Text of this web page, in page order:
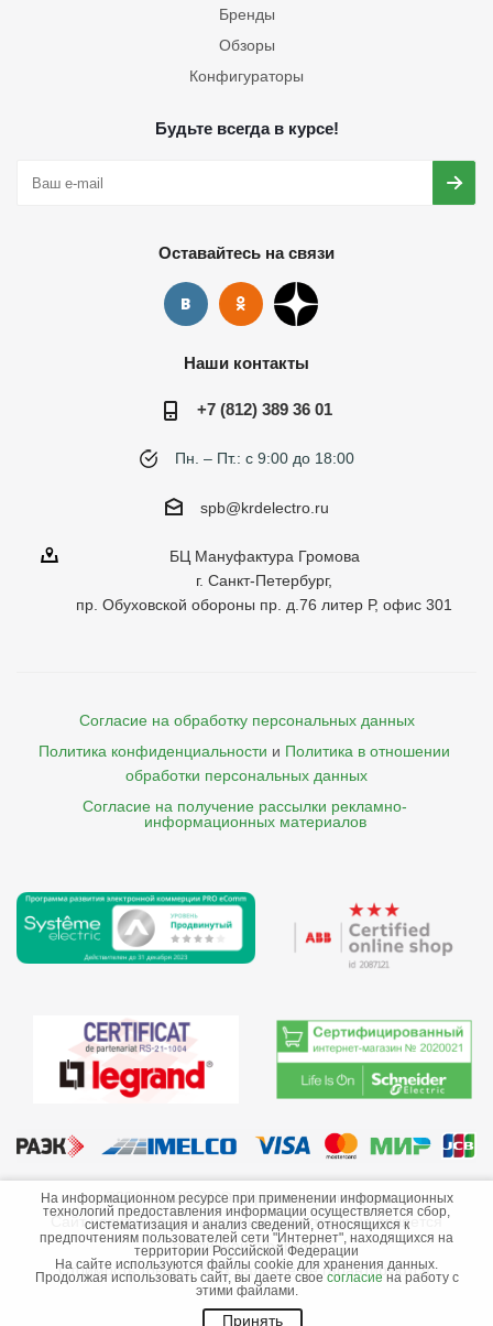
Бренды
Обзоры
Конфигураторы
Будьте всегда в курсе!
Оставайтесь на связи
Наши контакты
+7 (812) 389 36 01
Пн. – Пт.: с 9:00 до 18:00
spb@krdelectro.ru
БЦ Мануфактура Громова
г. Санкт-Петербург,
пр. Обуховской обороны пр. д.76 литер Р, офис 301
Согласие на обработку персональных данных
Политика конфиденциальности и Политика в отношении
обработки персональных данных
Согласие на получение рассылки рекламно-
    информационных материалов
©2013-2026 ООО «Краснодарэлектро»
Сайт носит информационный характер и не является
публичной офертой.
Стоимость товаров и их наличие не гарантируются.
На информационном ресурсе при применении информационных
технологий предоставления информации осуществляется сбор,
систематизация и анализ сведений, относящихся к
предпочтениям пользователей сети "Интернет", находящихся на
территории Российской Федерации
На сайте используются файлы cookie для хранения данных.
Продолжая использовать сайт, вы даете свое согласие на работу с
этими файлами.
Принять